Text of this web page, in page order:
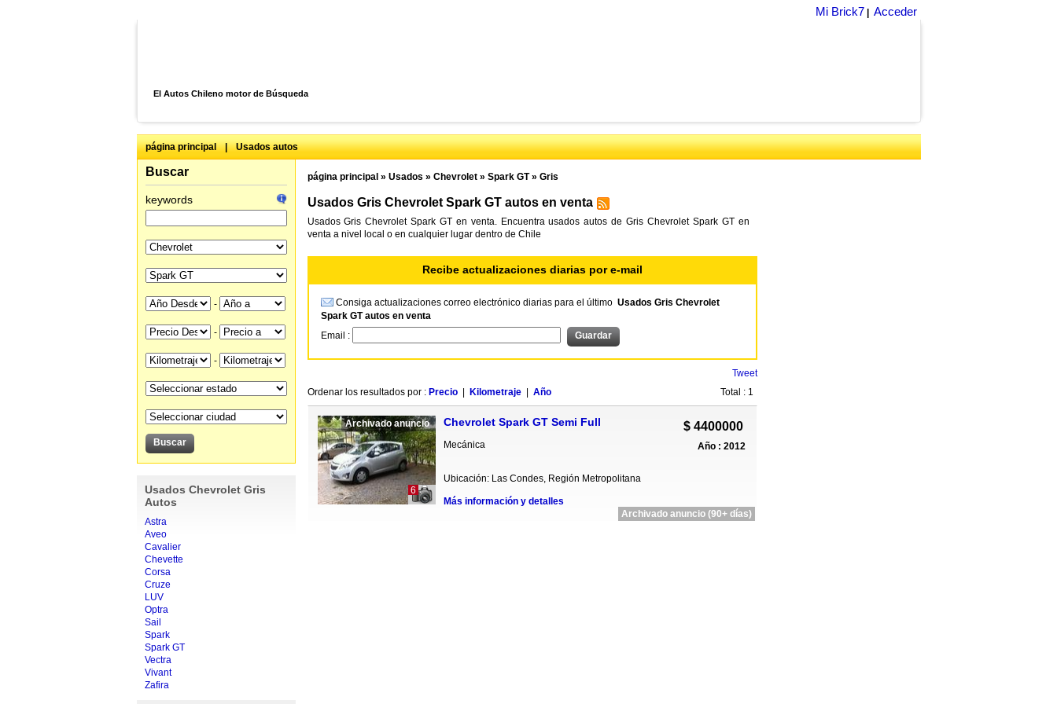
Mi Brick7 Acceder
El Autos Chileno motor de Búsqueda
página principal | Usados autos
Buscar
keywords
-
-
-
Usados Chevrolet Gris
Autos
Astra
Aveo
Cavalier
Chevette
Corsa
Cruze
LUV
Optra
Sail
Spark
Spark GT
Vectra
Vivant
Zafira
página principal » Usados » Chevrolet» Spark GT» Gris
Usados Gris Chevrolet Spark GT autos en venta
Usados Gris Chevrolet Spark GT en venta. Encuentra usados autos de Gris Chevrolet Spark GT en
venta a nivel local o en cualquier lugar dentro de Chile
Recibe actualizaciones diarias por e-mail
Consiga actualizaciones correo electrónico diarias para el último Usados Gris Chevrolet
Spark GT autos en venta
Email :
Tweet
Ordenar los resultados por : Precio| Kilometraje| Año Total : 1
Archivado anuncio
6
Chevrolet Spark GT Semi Full
Mecánica
Ubicación: Las Condes, Región Metropolitana
Más información y detalles
$ 4400000
Año : 2012
Archivado anuncio (90+ días)